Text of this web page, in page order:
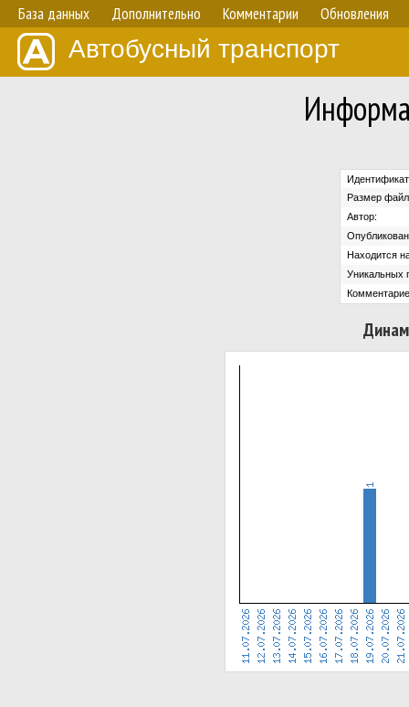
База данных Дополнительно Комментарии Обновления
Автобусный транспорт
Размер
Автор:
Находится
Уникальных